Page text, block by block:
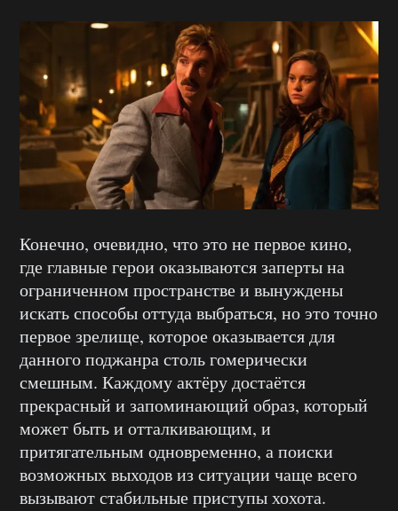
Конечно, очевидно, что это не первое кино,
где главные герои оказываются заперты на
ограниченном пространстве и вынуждены
искать способы оттуда выбраться, но это точно
первое зрелище, которое оказывается для
данного поджанра столь гомерически
смешным. Каждому актёру достаётся
прекрасный и запоминающий образ, который
может быть и отталкивающим, и
притягательным одновременно, а поиски
возможных выходов из ситуации чаще всего
вызывают стабильные приступы хохота.